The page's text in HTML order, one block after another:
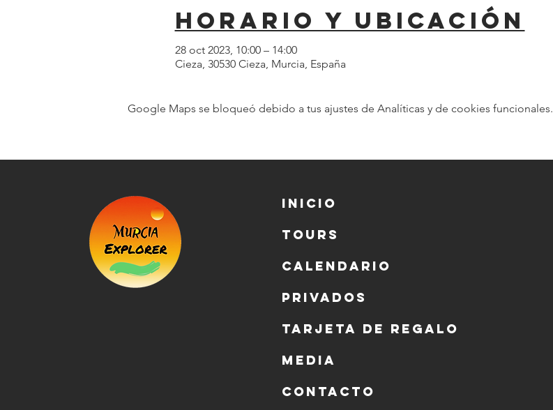
Horario y ubicación
28 oct 2023, 10:00 – 14:00
Cieza, 30530 Cieza, Murcia, España
Google Maps se bloqueó debido a tus ajustes de Analíticas y de cookies funcionales.
Inicio
Tours
Calendario
Privados
Tarjeta de regalo
Media
Contacto